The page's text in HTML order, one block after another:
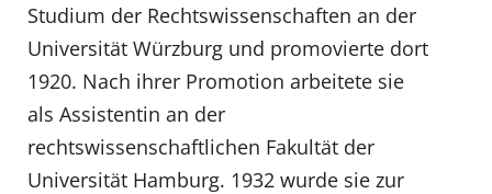
Studium der Rechtswissenschaften an der
Universität Würzburg und promovierte dort
1920. Nach ihrer Promotion arbeitete sie
als Assistentin an der
rechtswissenschaftlichen Fakultät der
Universität Hamburg. 1932 wurde sie zur